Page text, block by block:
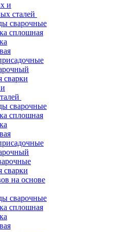
и
сталей
сварочные
сплошная
сварки
сварочные
сплошная
сварки
на основе
сварочные
сплошная